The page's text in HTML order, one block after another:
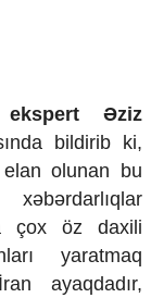
ekspert Əziz
bildirib ki,
olunan bu
çox öz daxili
yaratmaq
ayaqdadır,